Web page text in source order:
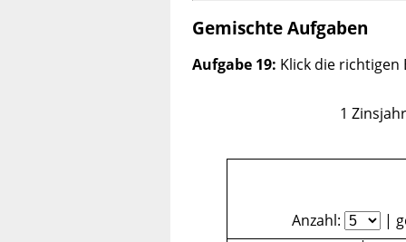
Gemischte Aufgaben
Aufgabe 19: Klick die richtigen
1
Anzahl:
|